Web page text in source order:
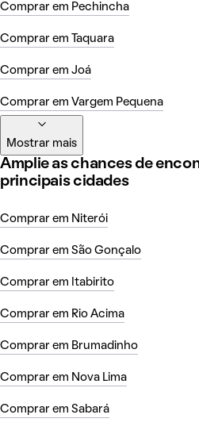
Comprar em Pechincha
Comprar em Taquara
Comprar em Joá
Comprar em Vargem Pequena
Mostrar mais
Amplie as chances de
principais cidades
Comprar em Niterói
Comprar em São Gonçalo
Comprar em Itabirito
Comprar em Rio Acima
Comprar em Brumadinho
Comprar em Nova Lima
Comprar em Sabará